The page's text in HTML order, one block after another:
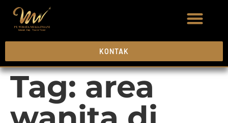
KONTAK
Tag:area